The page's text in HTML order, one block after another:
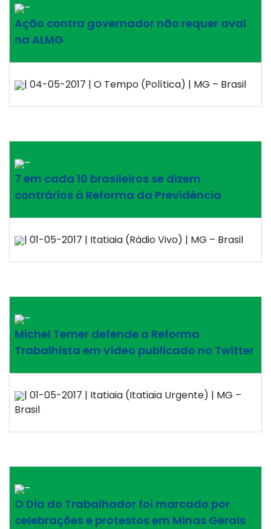
–
Ação contra governador não requer aval
na ALMG
| 04-05-2017 | O Tempo (Política) | MG – Brasil
–
7 em cada 10 brasileiros se dizem
contrários à Reforma da Previdência
| 01-05-2017 | Itatiaia (Rádio Vivo) | MG – Brasil
–
Michel Temer defende a Reforma
Trabalhista em vídeo publicado no Twitter
| 01-05-2017 | Itatiaia (Itatiaia Urgente) | MG –
Brasil
–
O Dia do Trabalhador foi marcado por
celebrações e protestos em Minas Gerais